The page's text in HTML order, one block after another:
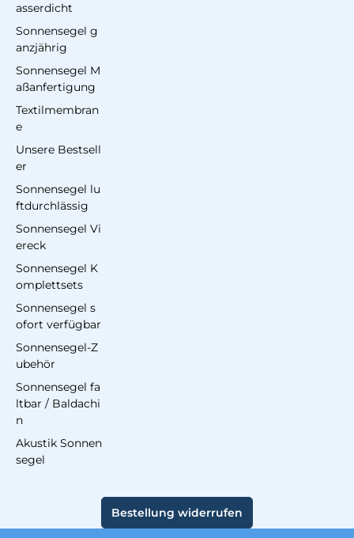
asserdicht
Sonnensegel g
anzjährig
Sonnensegel M
aßanfertigung
Textilmembran
e
Unsere Bestsell
er
Sonnensegel lu
ftdurchlässig
Sonnensegel Vi
ereck
Sonnensegel K
omplettsets
Sonnensegel s
ofort verfügbar
Sonnensegel-Z
ubehör
Sonnensegel fa
ltbar / Baldachi
n
Akustik Sonnen
segel
Bestellung widerrufen